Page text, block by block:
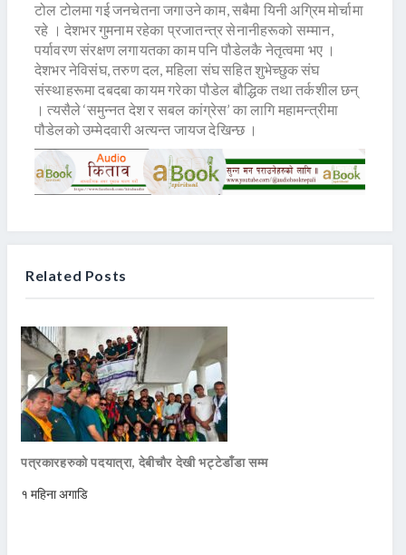
टोल टोलमा गई जनचेतना जगाउने काम, सबैमा यिनी अग्रिम मोर्चामा
रहे । देशभर गुमनाम रहेका प्रजातन्त्र सेनानीहरूको सम्मान,
पर्यावरण संरक्षण लगायतका काम पनि पौडेलकै नेतृत्वमा भए ।
देशभर नेविसंघ, तरुण दल, महिला संघ सहित शुभेच्छुक संघ
संस्थाहरूमा दबदबा कायम गरेका पौडेल बौद्धिक तथा तर्कशील छन्
। त्यसैले ‘समुन्नत देश र सबल कांग्रेस’ का लागि महामन्त्रीमा
पौडेलको उम्मेदवारी अत्यन्त जायज देखिन्छ ।
Related Posts
पत्रकारहरुको पदयात्रा, देबीचौर देखी भट्टेडाँडा सम्म
१ महिना अगाडि